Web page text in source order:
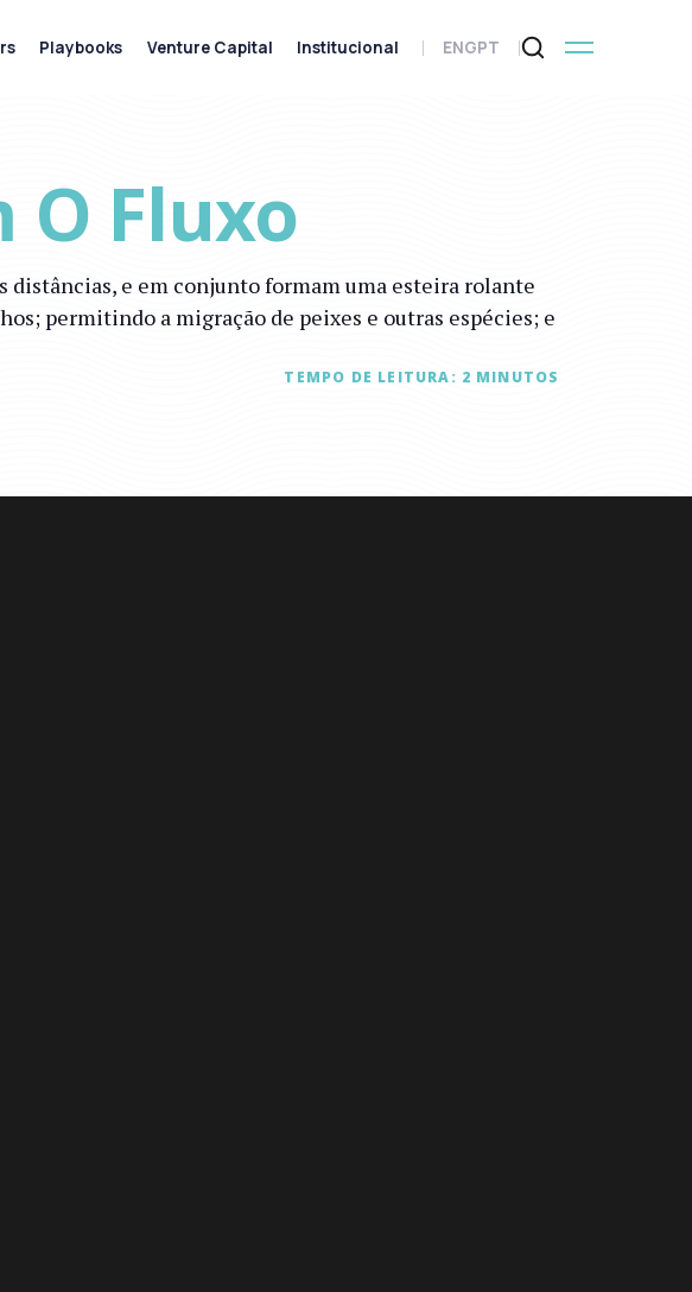
Fluxo
distâncias, e em conjunto formam uma esteira rolante
permitindo a migração de peixes e outras espécies; e
TEMPO DE LEITURA: 2 MINUTOS
Playbooks Venture Capital Institucional ENGPT